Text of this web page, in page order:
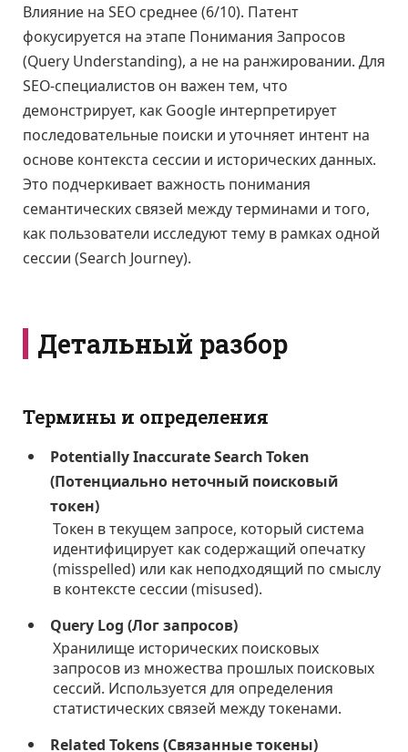
Влияние на SEO среднее (6/10). Патент
фокусируется на этапе Понимания Запросов
(Query Understanding), а не на ранжировании. Для
SEO-специалистов он важен тем, что
демонстрирует, как Google интерпретирует
последовательные поиски и уточняет интент на
основе контекста сессии и исторических данных.
Это подчеркивает важность понимания
семантических связей между терминами и того,
как пользователи исследуют тему в рамках одной
сессии (Search Journey).
Детальный разбор
Термины и определения
Potentially Inaccurate Search Token
(Потенциально неточный поисковый
токен)
Токен в текущем запросе, который система
идентифицирует как содержащий опечатку
(misspelled) или как неподходящий по смыслу
в контексте сессии (misused).
Query Log (Лог запросов)
Хранилище исторических поисковых
запросов из множества прошлых поисковых
сессий. Используется для определения
статистических связей между токенами.
Related Tokens (Связанные токены)